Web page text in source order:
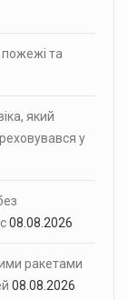
пожежі та
який
у
08.08.2026
ракетами
08.08.2026